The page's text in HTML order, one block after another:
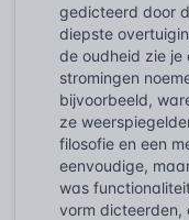
gedicteerd door
diepste
de oudheid zie je
stromingen
bijvoorbeeld,
ze
filosofie en een
eenvoudige,
was
vorm dicteerden,